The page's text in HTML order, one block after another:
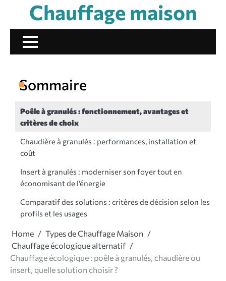
content
Chauffage maison
Home
Types de Chauffage Maison
Chauffage écologique alternatif
Chauffage écologique : poêle à granulés, chaudière ou
insert, quelle solution choisir ?
Sommaire
Poêle à granulés : fonctionnement, avantages et
critères de choix
Chaudière à granulés : performances, installation et
coût
Insert à granulés : moderniser son foyer tout en
économisant de l’énergie
Comparatif des solutions : critères de décision selon les
profils et les usages